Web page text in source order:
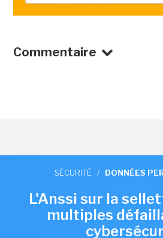
Commentaire
SÉCURITÉ / DONNÉES
L'Anssi sur la
multiples